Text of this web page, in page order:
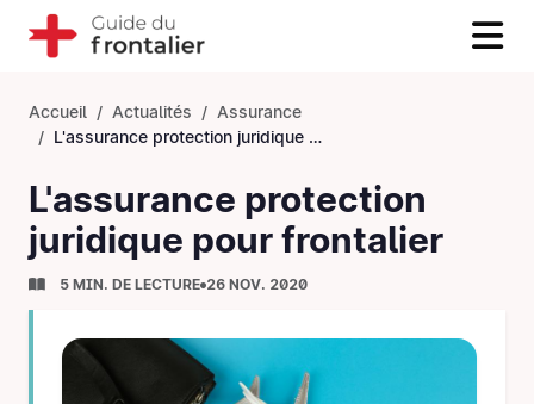
Accueil Actualités
Assurance
L'assurance protection juridique pour frontalier
L'assurance protection
juridique pour frontalier
5 MIN. DE LECTURE 26 NOV. 2020